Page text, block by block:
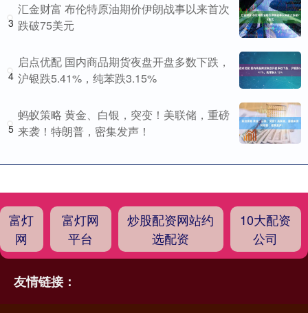
3
汇金财富 布伦特原油期价伊朗战事以来首次
跌破75美元
4
启点优配 国内商品期货夜盘开盘多数下跌，
沪银跌5.41%，纯苯跌3.15%
5
蚂蚁策略 黄金、白银，突变！美联储，重磅
来袭！特朗普，密集发声！
富灯
网
富灯网
平台
炒股配资网站约
选配资
10大配资
公司
友情链接：